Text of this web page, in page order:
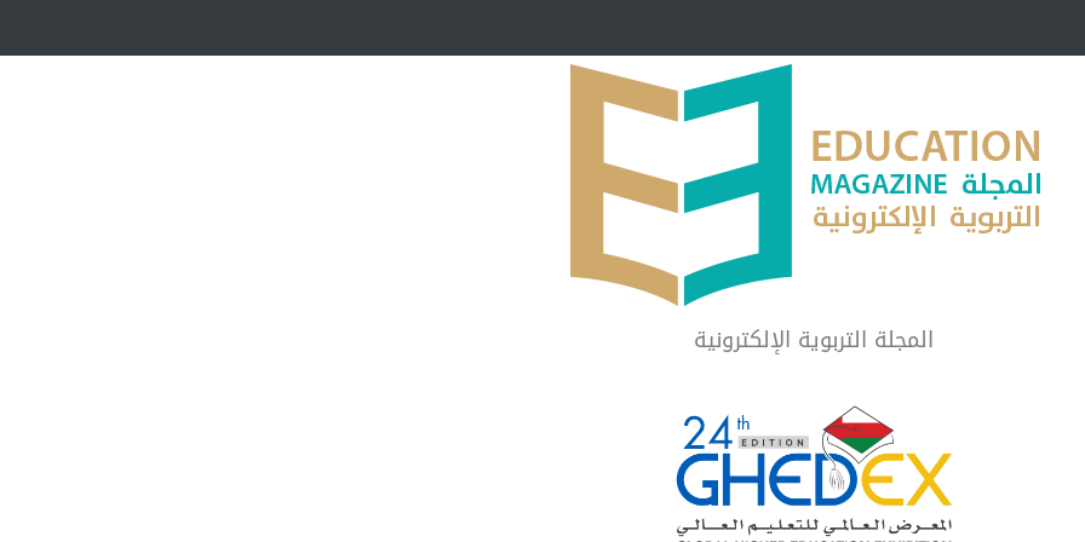
شراكة مجتمعية لمجمع تعليمي بالطائف تستهدف الأيتام وأبناء
الشهداء والمتفوقين
لماذا تعد برامج توعية الأطفال بخصوصية الجسد وقاية لا فضول؟
المجلة التربوية الإلكترونية